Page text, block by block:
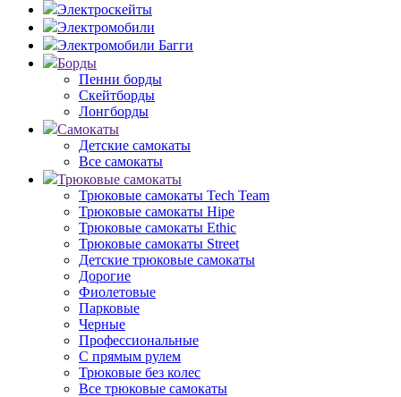
Электроскейты
Электромобили
Электромобили Багги
Борды
Пенни борды
Скейтборды
Лонгборды
Самокаты
Детские самокаты
Все самокаты
Трюковые самокаты
Трюковые самокаты Tech Team
Трюковые самокаты Hipe
Трюковые самокаты Ethic
Трюковые самокаты Street
Детские трюковые самокаты
Дорогие
Фиолетовые
Парковые
Черные
Профессиональные
С прямым рулем
Трюковые без колес
Все трюковые самокаты